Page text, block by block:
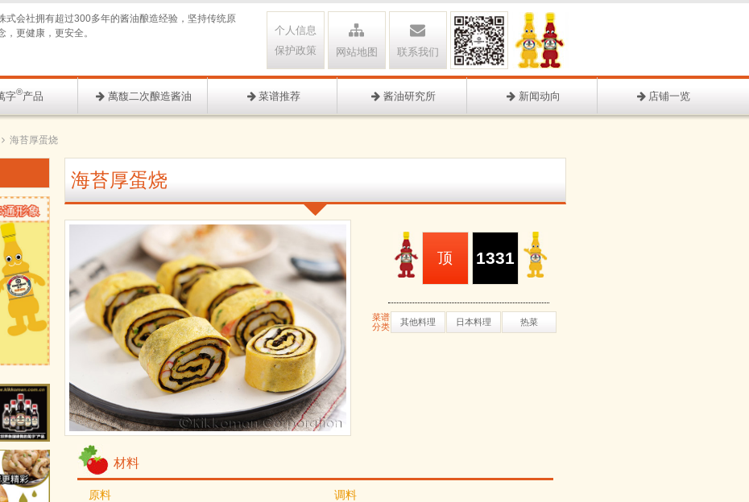
联系我们
网站地图
个人信息
保护政策
式会社拥有超过300多年的酱油酿造经验，坚持传统原
，更健康，更安全。
字®产品 萬馥二次酿造酱油 菜谱推荐 酱油研究所 新闻动向 店铺一览
海苔厚蛋烧
海苔厚蛋烧
1331
顶
菜谱
分类
其他料理 日本料理 热菜
材料
原料
调料